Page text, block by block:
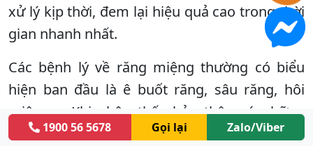
xử lý kịp thời, đem lại hiệu quả cao trong thời
gian nhanh nhất.
Các bệnh lý về răng miệng thường có biểu
hiện ban đầu là ê buốt răng, sâu răng, hôi
miệng,… Khi nhận thấy bản thân có những
triệu chứng này, bạn cần tới gặp bác sĩ nha
1900 56 5678 Gọi lại Zalo/Viber